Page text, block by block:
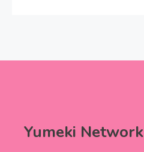
Yumeki Network